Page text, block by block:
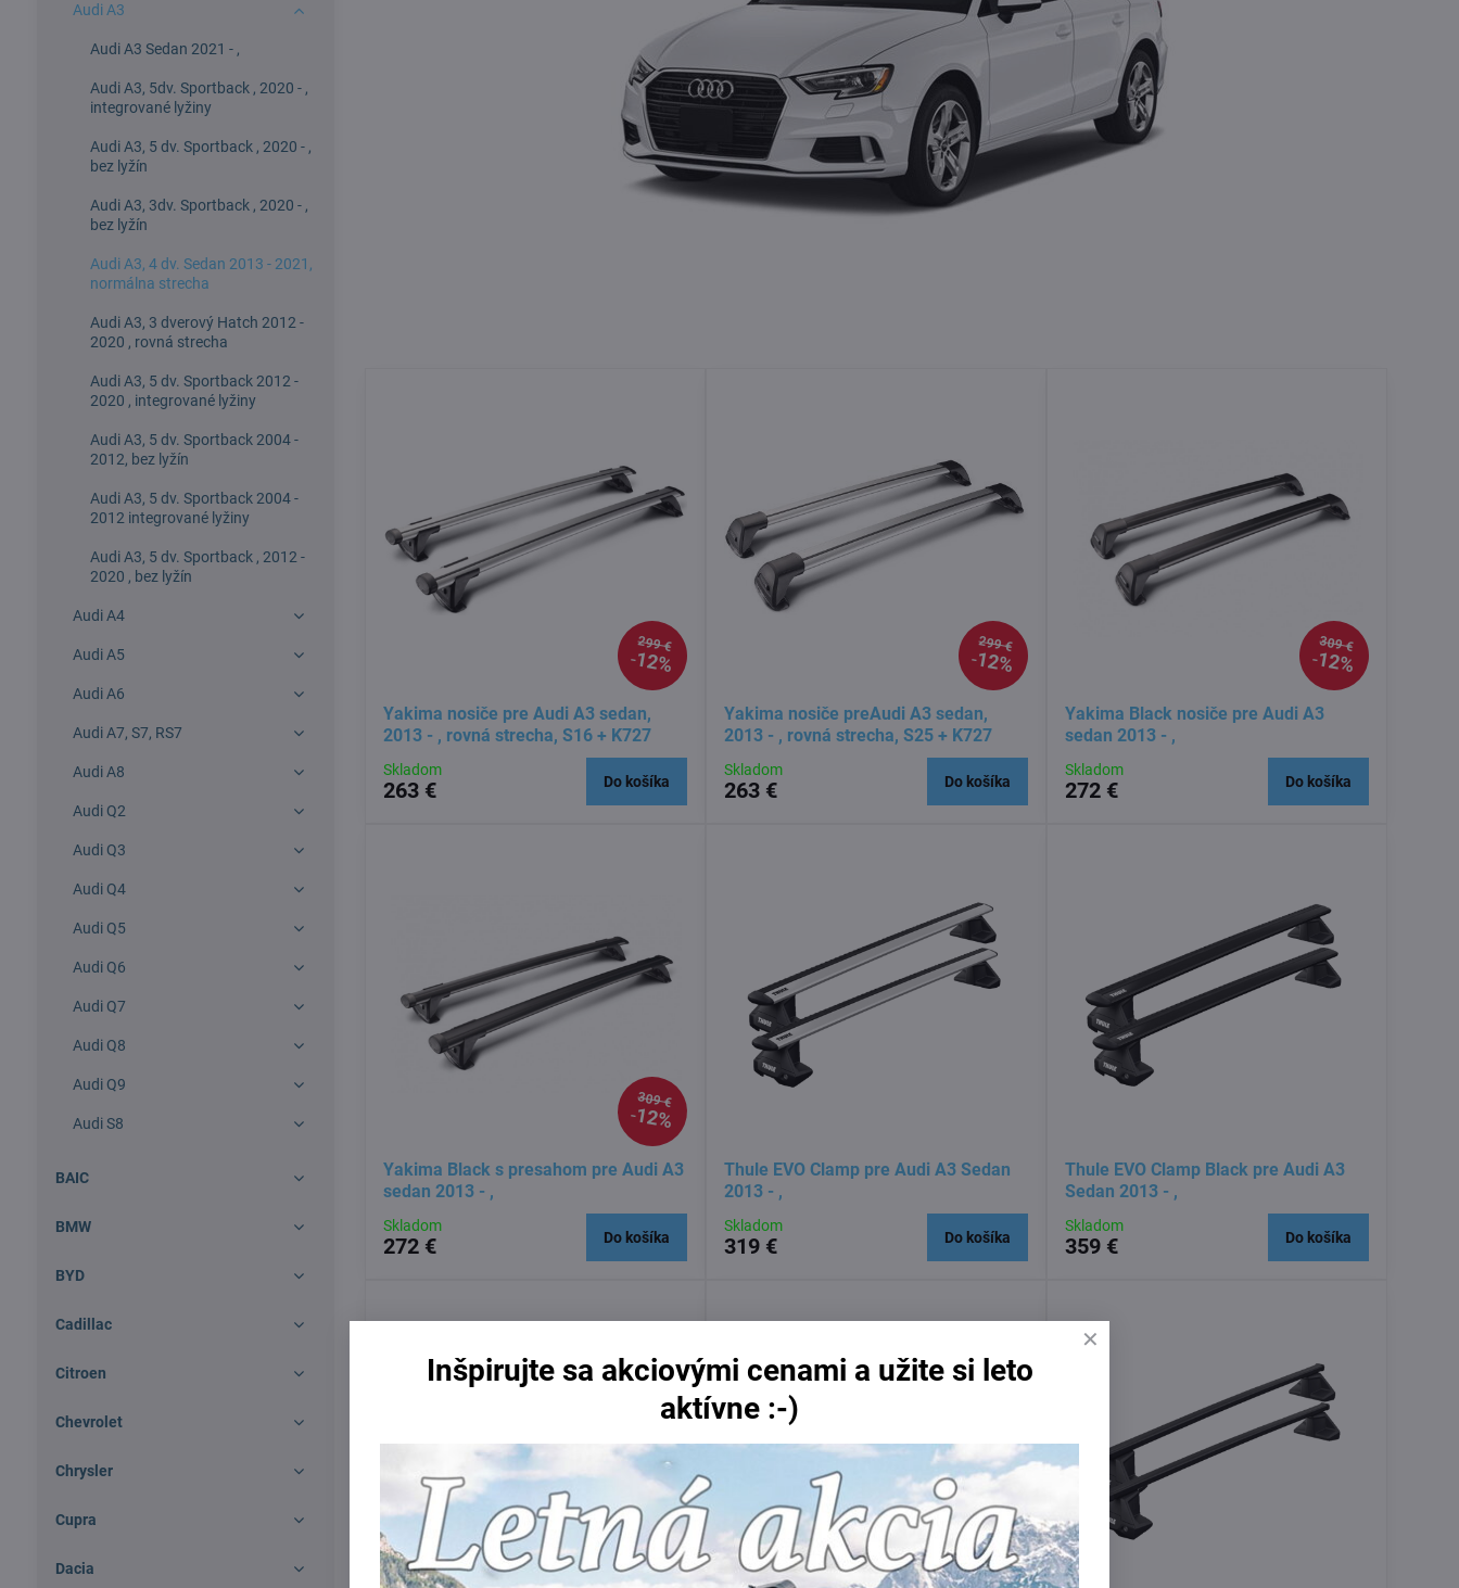
299 €
12%
Yakima nosiče pre Audi A3 sedan,
2013 - , rovná strecha, S16 + K727
Skladom
263 € Do košíka
299 €
12%
Yakima nosiče preAudi A3 sedan,
2013 - , rovná strecha, S25 + K727
Skladom
263 € Do košíka
309 €
12%
Yakima Black nosiče pre Audi A3
sedan 2013 - ,
Skladom
272 € Do košíka
309 €
12%
Yakima Black s presahom pre Audi A3
sedan 2013 - ,
Skladom
272 € Do košíka
Thule EVO Clamp pre Audi A3 Sedan
2013 - ,
Skladom
319 € Do košíka
Thule EVO Clamp Black pre Audi A3
Sedan 2013 - ,
Skladom
359 € Do košíka
Audi A3
Audi A3 Sedan 2021 - ,
Audi A3, 5dv. Sportback , 2020 - ,
integrované lyžiny
Audi A3, 5 dv. Sportback , 2020 - ,
bez lyžín
Audi A3, 3dv. Sportback , 2020 - ,
bez lyžín
Audi A3, 4 dv. Sedan 2013 - 2021,
normálna strecha
Audi A3, 3 dverový Hatch 2012 -
2020 , rovná strecha
Audi A3, 5 dv. Sportback 2012 -
2020 , integrované lyžiny
Audi A3, 5 dv. Sportback 2004 -
2012, bez lyžín
Audi A3, 5 dv. Sportback 2004 -
2012 integrované lyžiny
Audi A3, 5 dv. Sportback , 2012 -
2020 , bez lyžín
Audi A4
Audi A5
Audi A6
Audi A7, S7, RS7
Audi A8
Audi Q2
Audi Q3
Audi Q4
Audi Q5
Audi Q6
Audi Q7
Audi Q8
Audi Q9
Audi S8
BAIC
BMW
BYD
Cadillac
Citroen
Chevrolet
Chrysler
Cupra
Dacia
Inšpirujte sa akciovými cenami a užite si leto
aktívne :-)